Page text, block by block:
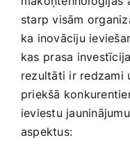
starp ‍visām‌
ka inovāciju
kas ⁣prasa
rezultāti ir​ redzami
priekšā
ieviestu
aspektus: ​